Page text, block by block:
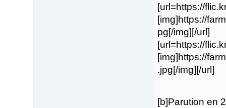
[url=https://
[img]https://
pg[/img][/url]
[url=https://
[img]https://
.jpg[/img][/url]
[b]Parution en